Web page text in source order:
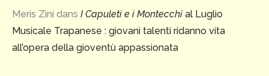
Meris Zini dans I Capuleti e i Montecchi al Luglio
Musicale Trapanese : giovani talenti ridanno vita
all’opera della gioventù appassionata